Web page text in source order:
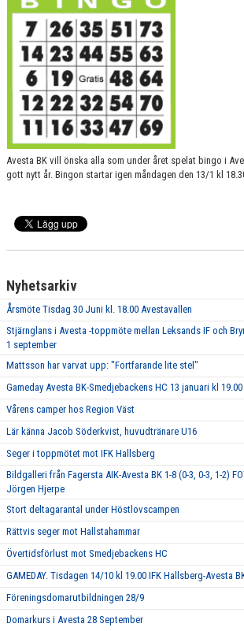
KIOSK
BILDGALLERI
DOKUMENT
LIVESTREAMA AVESTA BKS MATCHER
LÄNKAR
BEMANNING A-LAGET SÄSONGEN 25/26
TEAM SPORTIA WEBSHOP FÖR ABK
KÖP OCH SÄLJ
ABK SPONSORGOLF
Avesta BK vill önska alla som under året spelat bingo i
gott nytt år. Bingon startar igen måndagen den 13/1 kl
Nyhetsarkiv
Årsmöte Tisdag 30 Juni kl. 18.00 Avestavallen
Stjärnglans i Avesta -toppmöte mellan Leksands IF och
1 september
Mattsson har varvat upp: "Fortfarande lite stel"
Gameday Avesta BK-Smedjebackens HC 13 januari kl 19.00
Vårens camper hos Region Väst
Lär känna Jacob Söderkvist, huvudtränare U16
Seger i toppmötet mot IFK Hallsberg
Bildgalleri från Fagersta AIK-Avesta BK 1-8 (0-3, 0-3, 1-2)
Jörgen Hjerpe
Stort deltagarantal under Höstlovscampen
Rättvis seger mot Hallstahammar
Övertidsförlust mot Smedjebackens HC
GAMEDAY. Tisdagen 14/10 kl 19.00 IFK Hallsberg-Avesta
Föreningsdomarutbildningen 28/9
Domarkurs i Avesta 28 September